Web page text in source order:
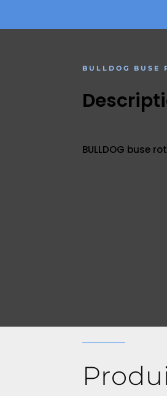
BULLDOG BUSE
BULLDOG buse